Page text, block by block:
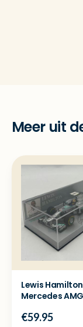
Meer uit
Lewis Hamilton
Mercedes AMG
1:43
€59.95